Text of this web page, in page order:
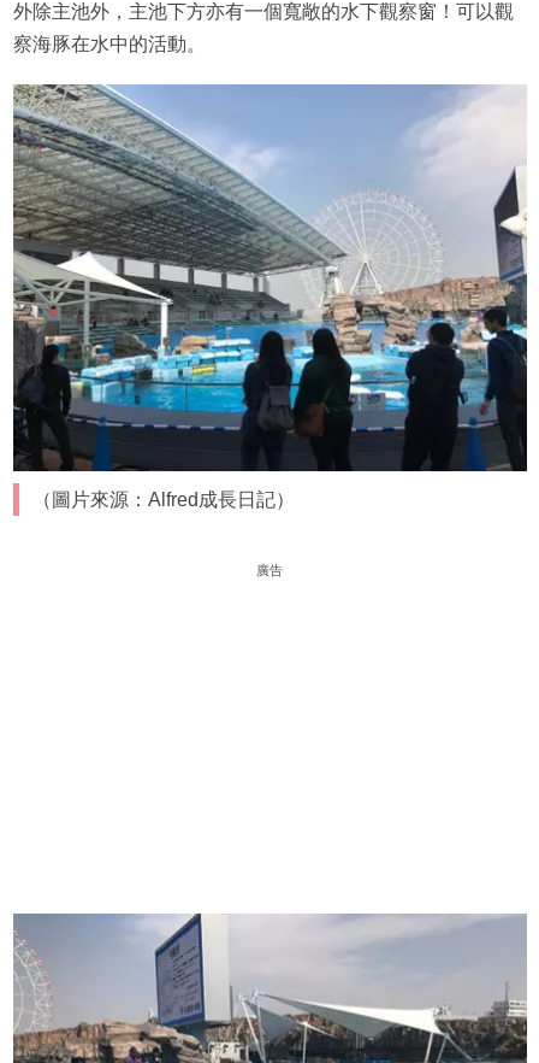
外除主池外，主池下方亦有一個寬敞的水下觀察窗！可以觀
察海豚在水中的活動。
（圖片來源：Alfred成長日記）
廣告